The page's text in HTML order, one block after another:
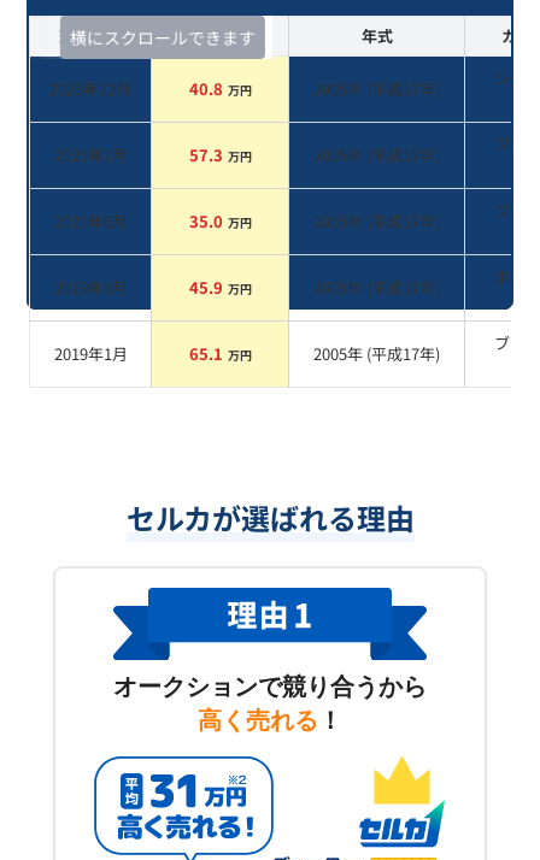
横にスクロールできます
査定時期 セルカ実績 年式 カラ
2025年12月 40.8 万円 2005年 (平成17年)
シル
2023年2月 57.3 万円 2005年 (平成17年)
ブラ
2021年6月 35.0 万円 2005年 (平成17年)
ブラ
2019年6月 45.9 万円 2005年 (平成17年)
ホワ
2019年1月 65.1 万円 2005年 (平成17年)
ブラ
セルカが選ばれる理由
オークションで競り合うから
高く売れる ！